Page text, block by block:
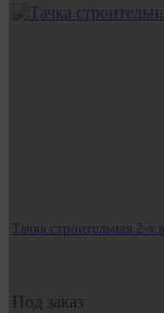
Тачка строительная 2-х
Под заказ